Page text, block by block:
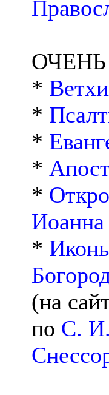
*
*
*
*
*
Иоанна
*
(на
по С. И.